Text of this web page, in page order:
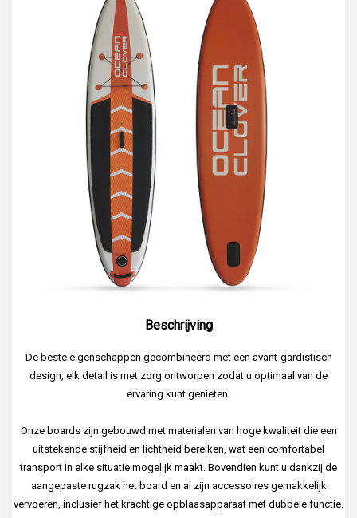
Beschrijving
De beste eigenschappen gecombineerd met een avant-gardistisch
design, elk detail is met zorg ontworpen zodat u optimaal van de
ervaring kunt genieten.
Onze boards zijn gebouwd met materialen van hoge kwaliteit die een
uitstekende stijfheid en lichtheid bereiken, wat een comfortabel
transport in elke situatie mogelijk maakt. Bovendien kunt u dankzij de
aangepaste rugzak het board en al zijn accessoires gemakkelijk
vervoeren, inclusief het krachtige opblaasapparaat met dubbele functie.